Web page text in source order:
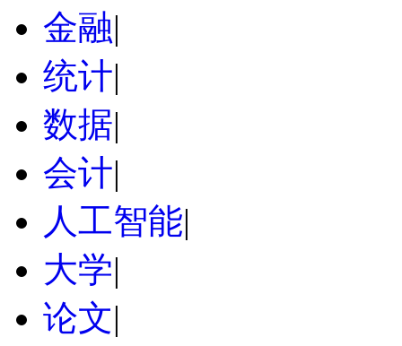
金融|
统计|
数据|
会计|
人工智能|
大学|
论文|